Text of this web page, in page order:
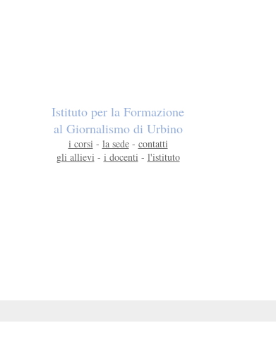
Istituto per la Formazione
al Giornalismo di Urbino
i corsi - la sede- contatti
gli allievi - i docenti - l'istituto